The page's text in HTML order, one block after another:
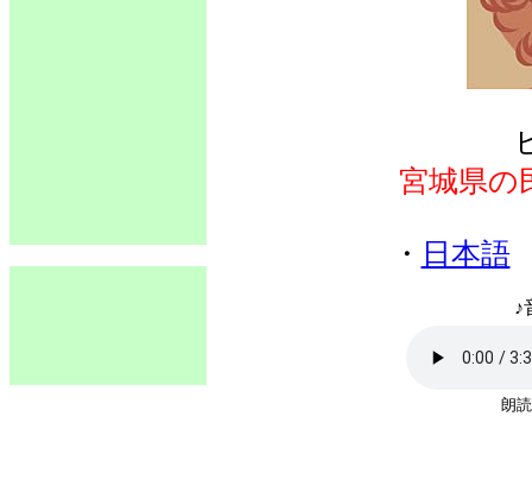
宮城県の
・ 日本語
♪
朗